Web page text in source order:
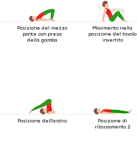
Posizione del mezzo
ponte con presa
della gamba
Movimento nella
posizione del tavolo
invertito
Posizione dell'aratro
Posizione di
rilassamento 2